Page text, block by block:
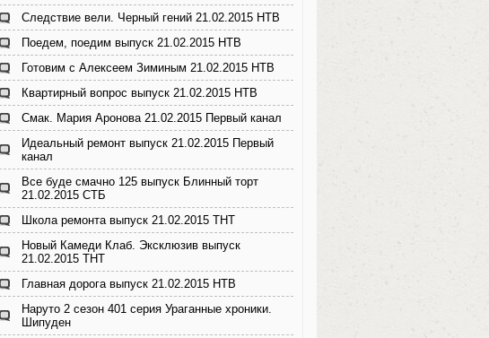
Следствие вели. Черный гений 21.02.2015 НТВ
Поедем, поедим выпуск 21.02.2015 НТВ
Готовим с Алексеем Зиминым 21.02.2015 НТВ
Квартирный вопрос выпуск 21.02.2015 НТВ
Смак. Мария Аронова 21.02.2015 Первый канал
Идеальный ремонт выпуск 21.02.2015 Первый
канал
Все буде смачно 125 выпуск Блинный торт
21.02.2015 СТБ
Школа ремонта выпуск 21.02.2015 ТНТ
Новый Камеди Клаб. Эксклюзив выпуск
21.02.2015 ТНТ
Главная дорога выпуск 21.02.2015 НТВ
Наруто 2 сезон 401 серия Ураганные хроники.
Шипуден